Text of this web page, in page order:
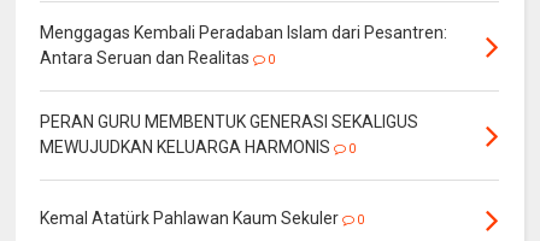
Menggagas Kembali Peradaban Islam dari Pesantren:
Antara Seruan dan Realitas
0
PERAN GURU MEMBENTUK GENERASI SEKALIGUS
MEWUJUDKAN KELUARGA HARMONIS
0
Kemal Atatürk Pahlawan Kaum Sekuler 0